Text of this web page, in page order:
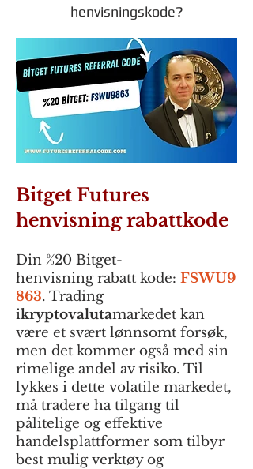
henvisningskode?
Bitget Futures
henvisning rabattkode
Din %20 Bitget-
henvisningrabatt kode: FSWU9
863. Trading
ikryptovalutamarkedet kan
være et svært lønnsomt forsøk,
men det kommer også med sin
rimelige andel av risiko. Til
lykkes i dette volatile markedet,
må tradere ha tilgang til
pålitelige og effektive
handelsplattformer som tilbyr
best mulig verktøy og